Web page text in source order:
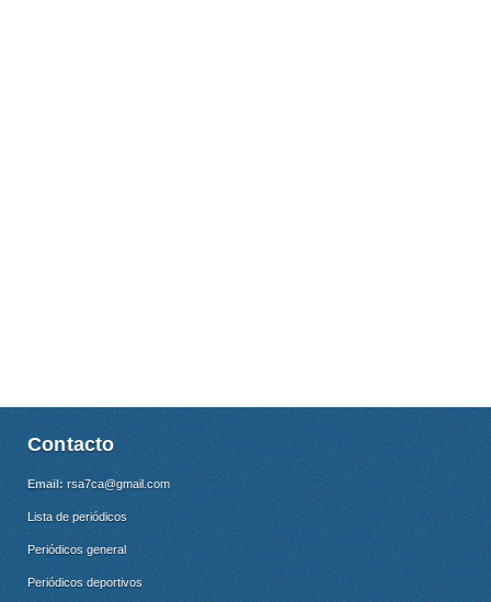
Contacto
Email: rsa7ca@gmail.com
Lista de periódicos
Periódicos general
Periódicos deportivos